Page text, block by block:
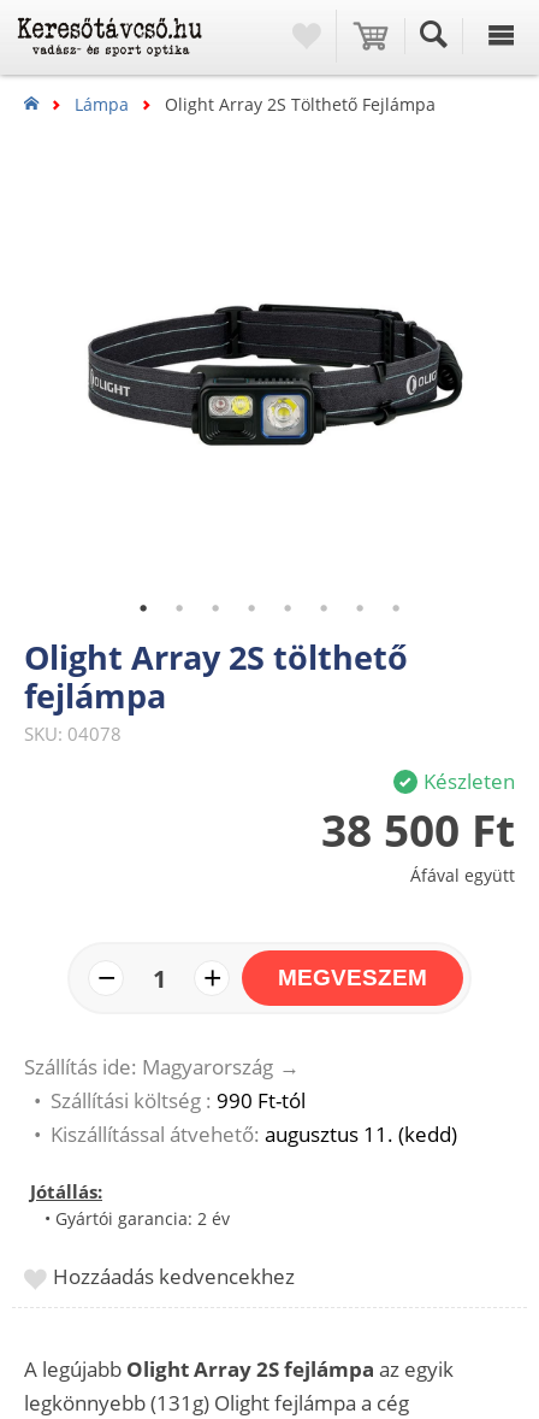
Lámpa Olight Array 2S Tölthető Fejlámpa
Olight Array 2S tölthető
fejlámpa
SKU: 04078
Készleten
38 500 Ft
Áfával együtt
− 1 + MEGVESZEM
Szállítás ide: Magyarország →
• Szállítási költség : 990 Ft-tól
• Kiszállítással átvehető: augusztus 11. (kedd)
Jótállás:
• Gyártói garancia: 2 év
Hozzáadás kedvencekhez
A legújabb Olight Array 2S fejlámpa az egyik
legkönnyebb (131g) Olight fejlámpa a cég